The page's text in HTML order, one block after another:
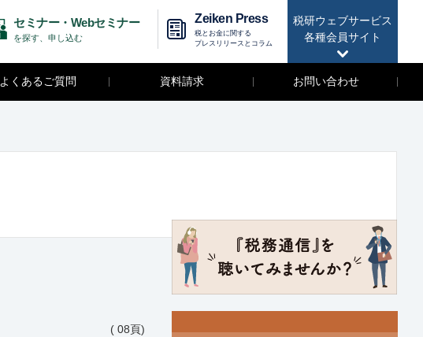
税研ウェブサービス
各種会員サイト
セミナー・Webセミナー
を探す、申し込む
Zeiken Press
税とお金に関する
プレスリリースとコラム
よくあるご質問 資料請求 お問い合わせ
( 08頁)